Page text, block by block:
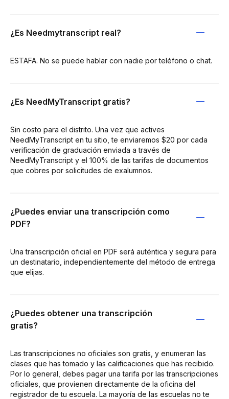
¿Es Needmytranscript real?
ESTAFA. No se puede hablar con nadie por teléfono o chat.
¿Es NeedMyTranscript gratis?
Sin costo para el distrito. Una vez que actives
NeedMyTranscript en tu sitio, te enviaremos $20 por cada
verificación de graduación enviada a través de
NeedMyTranscript y el 100% de las tarifas de documentos
que cobres por solicitudes de exalumnos.
¿Puedes enviar una transcripción como
PDF?
Una transcripción oficial en PDF será auténtica y segura para
un destinatario, independientemente del método de entrega
que elijas.
¿Puedes obtener una transcripción
gratis?
Las transcripciones no oficiales son gratis, y enumeran las
clases que has tomado y las calificaciones que has recibido.
Por lo general, debes pagar una tarifa por las transcripciones
oficiales, que provienen directamente de la oficina del
registrador de tu escuela. La mayoría de las escuelas no te